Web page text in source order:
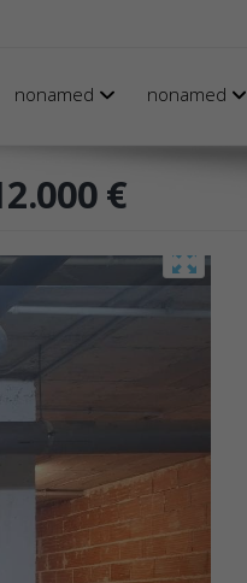
nonamed nonamed
€